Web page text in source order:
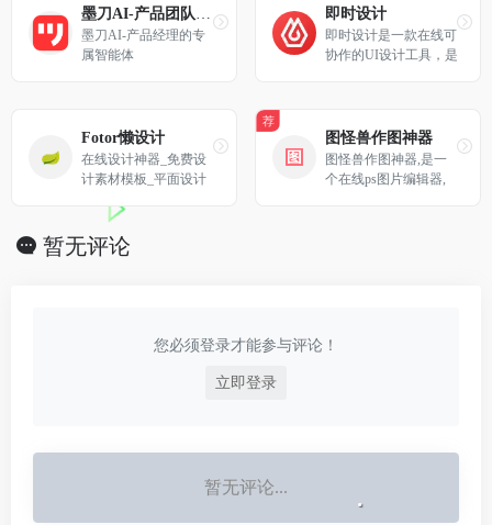
墨刀AI-产品经理的专
属智能体
即时设计
即时设计是一款在线可
协作的UI设计工具，是
支持导入sketch格式的
源文件。支持创建交互
原型、获取设计标注、
Fotor懒设计
在线设计神器_免费设
计素材模板_平面设计
荐
图怪兽作图神器
图怪兽作图神器,是一
个在线ps图片编辑器,
简单易用,这款在线图
暂无评论
您必须登录才能参与评论！
立即登录
暂无评论...